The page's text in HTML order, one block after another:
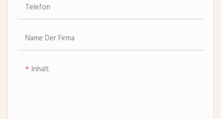
Telefon
Name Der Firma
Inhalt
Haut geschmeidig.